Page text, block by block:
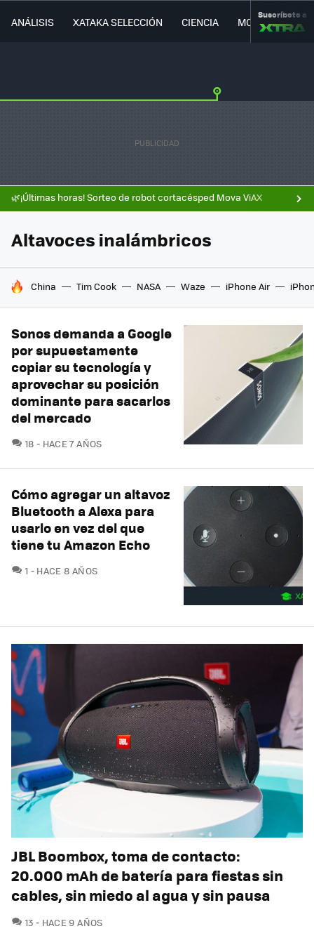
ANÁLISIS XATAKA SELECCIÓN CIENCIA MOVILIDAD
Suscríbete a
🌿¡Últimas horas! Sorteo de robot cortacésped Mova ViAX
Altavoces inalámbricos
HOY SE HABLA DE
China Tim Cook NASA Waze iPhone Air
Sonos demanda a Google
por supuestamente
copiar su tecnología y
aprovechar su posición
dominante para sacarlos
del mercado
18 COMENTARIOS
HACE 7 AÑOS
Cómo agregar un altavoz
Bluetooth a Alexa para
usarlo en vez del que
tiene tu Amazon Echo
1 COMENTARIOS
HACE 8 AÑOS
JBL Boombox, toma de contacto:
20.000 mAh de batería para fiestas sin
cables, sin miedo al agua y sin pausa
13 COMENTARIOS
HACE 9 AÑOS